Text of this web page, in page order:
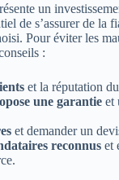
un
de s’assurer de la
Pour éviter les
:
et la réputation
une garantie et
et demander un
reconnus et